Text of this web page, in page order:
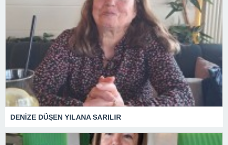
DENİZE DÜŞEN YILANA SARILIR